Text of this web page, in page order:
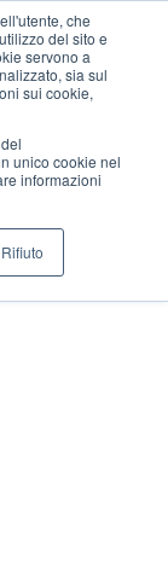
che
del sito e
servono a
sia sul
sui cookie,
unico cookie nel
informazioni
Rifiuto